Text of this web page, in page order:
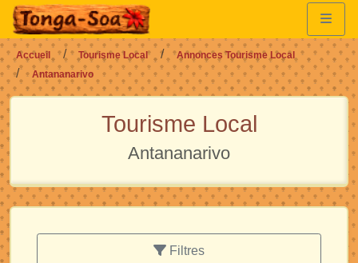
Accueil Tourisme Local
Annonces Tourisme Local
Antananarivo
Tourisme Local
Antananarivo
Filtres